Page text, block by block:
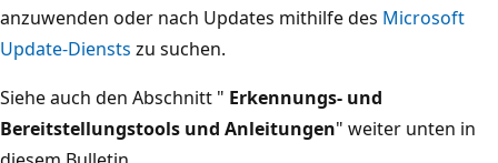
anzuwenden oder nach Updates mithilfe des Microsoft
Update-Diensts zu suchen.
Siehe auch den Abschnitt " Erkennungs- und
Bereitstellungstools und Anleitungen" weiter unten in